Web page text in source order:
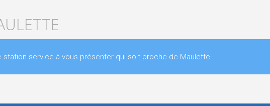
service à vous présenter qui soit proche de Maulette..